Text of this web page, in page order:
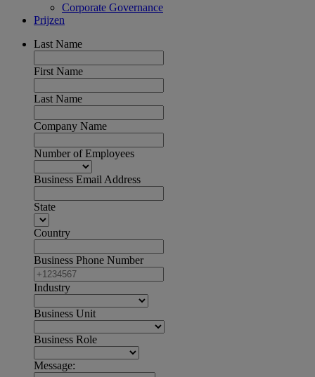
Corporate Governance
Prijzen
Last Name
First Name
Last Name
Company Name
Number of Employees
Business Email Address
State
Country
Business Phone Number
Industry
Business Unit
Business Role
Message: